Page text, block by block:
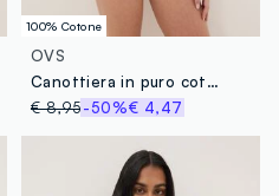
100% Cotone
OVS
Canottiera in puro cotone bianca regular fit con bordo in pizzo
€ 8,95-50%€ 4,47